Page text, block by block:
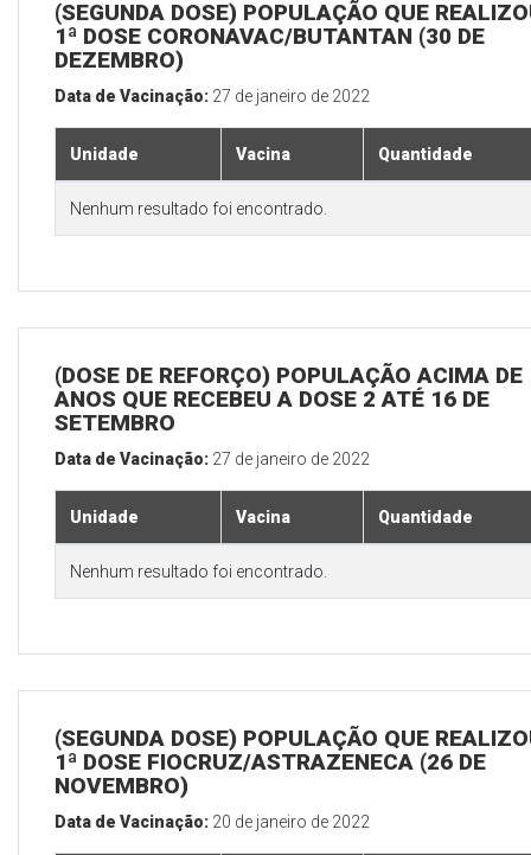
(SEGUNDA DOSE) POPULAÇÃO QUE
1ª DOSE CORONAVAC/BUTANTAN (30 DE
DEZEMBRO)
Data de Vacinação: 27 de janeiro de 2022
Unidade Vacina Quantidade
Nenhum resultado foi encontrado.
(DOSE DE REFORÇO) POPULAÇÃO ACIMA DE
ANOS QUE RECEBEU A DOSE 2 ATÉ 16 DE
SETEMBRO
Data de Vacinação: 27 de janeiro de 2022
Unidade Vacina Quantidade
Nenhum resultado foi encontrado.
(SEGUNDA DOSE) POPULAÇÃO QUE
1ª DOSE FIOCRUZ/ASTRAZENECA (26 DE
NOVEMBRO)
Data de Vacinação: 20 de janeiro de 2022